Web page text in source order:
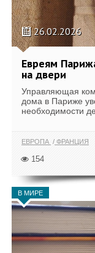
26.02.2026
Евреям
на двери
Управляющая
дома в Париже
необходимости
ЕВРОПА ФРАНЦИЯ
154
В МИРЕ